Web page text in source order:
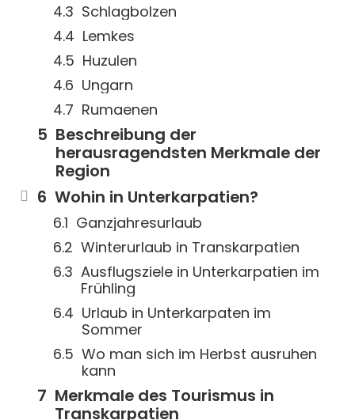
Schlagbolzen
Lemkes
Huzulen
Ungarn
Rumaenen
Beschreibung der
herausragendsten Merkmale der
Region
Wohin in Unterkarpatien?
Ganzjahresurlaub
Winterurlaub in Transkarpatien
Ausflugsziele in Unterkarpatien im
Frühling
Urlaub in Unterkarpaten im
Sommer
Wo man sich im Herbst ausruhen
kann
Merkmale des Tourismus in
Transkarpatien